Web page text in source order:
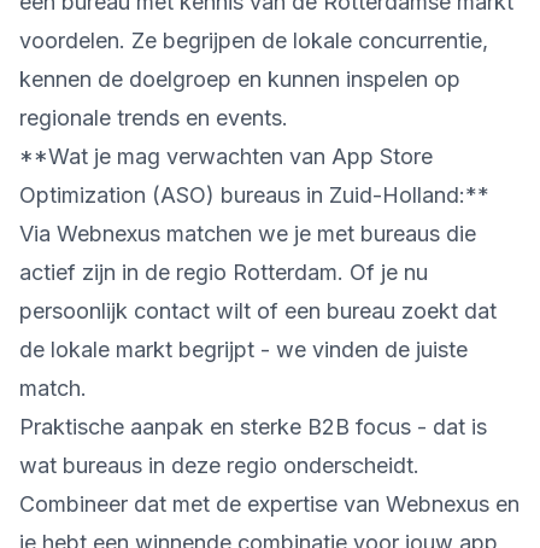
voordelen. Ze begrijpen de lokale concurrentie,
kennen de doelgroep en kunnen inspelen op
regionale trends en events.
**Wat je mag verwachten van App Store
Optimization (ASO) bureaus in Zuid-Holland:**
Via Webnexus matchen we je met bureaus die
actief zijn in de regio Rotterdam. Of je nu
persoonlijk contact wilt of een bureau zoekt dat
de lokale markt begrijpt - we vinden de juiste
match.
Praktische aanpak en sterke B2B focus - dat is
wat bureaus in deze regio onderscheidt.
Combineer dat met de expertise van Webnexus en
je hebt een winnende combinatie voor jouw app